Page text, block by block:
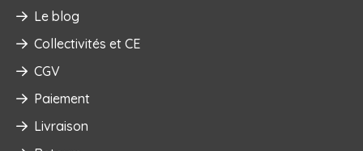
Le blog
Collectivités et CE
CGV
Paiement
Livraison